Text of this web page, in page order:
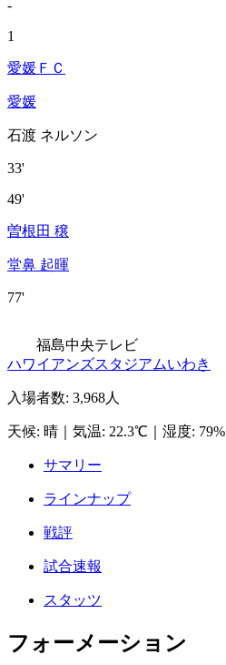
-
1
愛媛ＦＣ
愛媛
石渡 ネルソン
33'
49'
曽根田 穣
堂鼻 起暉
77'
福島中央テレビ
ハワイアンズスタジアムいわき
入場者数: 3,968人
天候: 晴 気温: 22.3℃ 湿度: 79%
サマリー
ラインナップ
戦評
試合速報
スタッツ
フォーメーション